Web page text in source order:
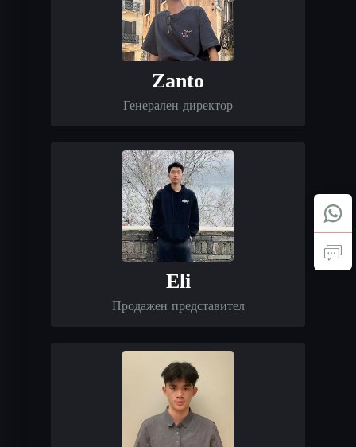
Zanto
Генерален директор
Eli
Продажен представител